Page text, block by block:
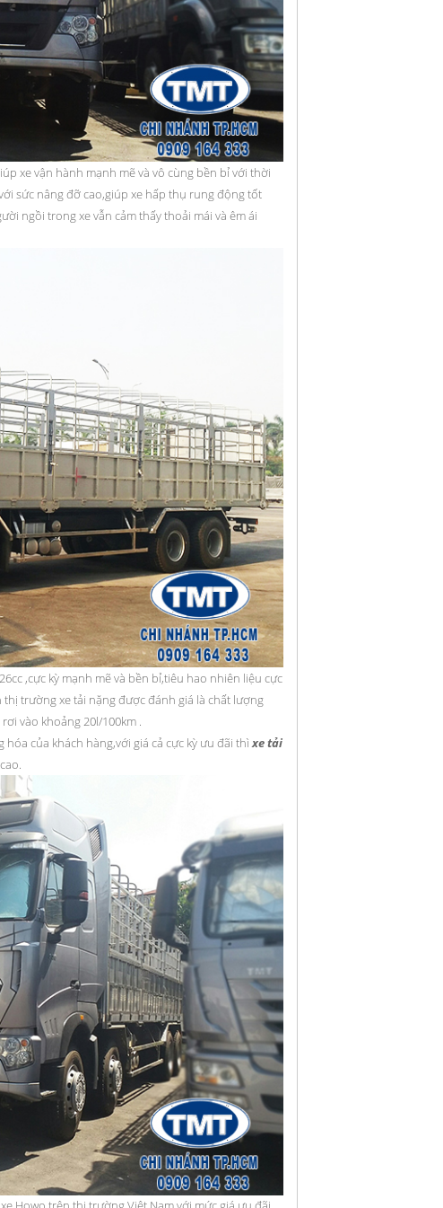
xe vận hành mạnh mẽ và vô cùng bền bỉ với thời
sức nâng đỡ cao,giúp xe hấp thụ rung động tốt
ngồi trong xe vẫn cảm thấy thoải mái và êm ái
,cực kỳ mạnh mẽ và bền bỉ,tiêu hao nhiên liệu cực
trường xe tải nặng được đánh giá là chất lượng
vào khoảng 20l/100km .
của khách hàng,với giá cả cực kỳ ưu đãi thìxe tải